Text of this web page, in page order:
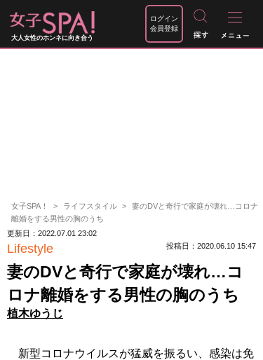
大人女性のホンネに向き合う
ログイン
会員登録
女子SPA！ ライフスタイル
妻のDVと奇行で家庭が壊れ…コロナ
離婚をする男性の胸のうち
更新日：2022.07.01 23:02
Lifestyle 投稿日：2020.06.10 15:47
妻のDVと奇行で家庭が壊れ…コ
ロナ離婚をする男性の胸のうち
植木ゆうじ
新型コロナウイルスが猛威を振るい、感染は免